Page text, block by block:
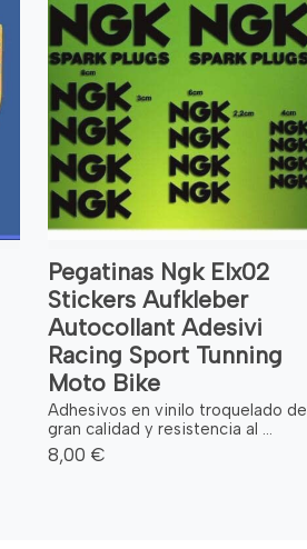
Pegatinas Ngk Elx02
Stickers Aufkleber
Autocollant Adesivi
Racing Sport Tunning
Moto Bike
Adhesivos en vinilo troquelado de
gran calidad y resistencia al ...
8,00 €